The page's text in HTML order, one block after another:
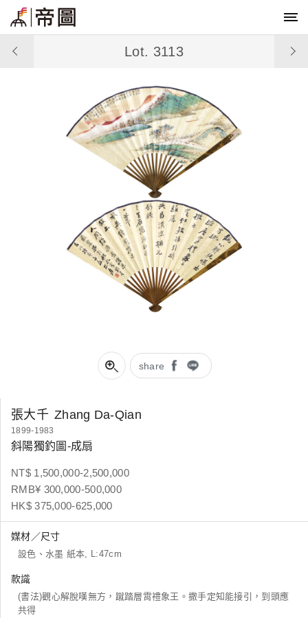
share
Lot. 3113
張大千 Zhang Da-Qian
1899-1983
斜陽獨釣圖-成扇
NT$ 1,500,000-2,500,000
RMB¥ 300,000-500,000
HK$ 375,000-625,000
媒材／尺寸
設色、水墨 紙本, L:47cm
款識
(書法)觀心解脫嘆無方，蹴踏層霄禮象王。撒手定知能接引，到頭應
共得